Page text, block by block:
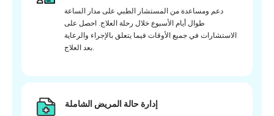
دعم ومساعدة من المستشار الطبي على مدار الساعة
طوال أيام الأسبوع خلال رحلة العلاج. احصل على
الاستشارات في جميع الأوقات فيما يتعلق بالإجراء والرعاية
بعد العلاج.
إدارة حالة المريض الشاملة